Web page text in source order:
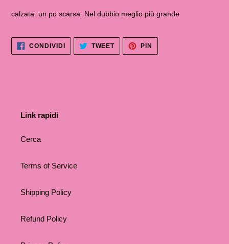
calzata: un po scarsa. Nel dubbio meglio più grande
CONDIVIDICONDIVIDI
SU
FACEBOOK
TWEETTWITTA
TWITTER
PIN
PINTEREST
Link rapidi
Cerca
Terms of Service
Shipping Policy
Refund Policy